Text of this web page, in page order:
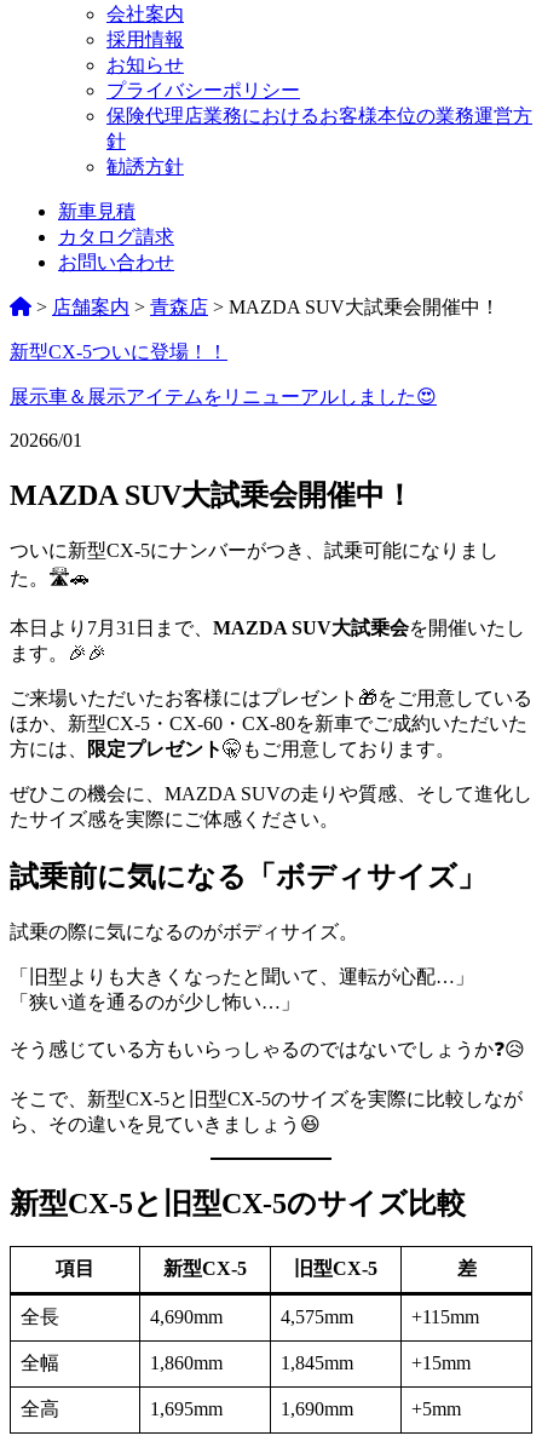
会社案内
採用情報
お知らせ
プライバシーポリシー
保険代理店業務におけるお客様本位の業務運営方
針
勧誘方針
新車見積
カタログ請求
お問い合わせ
> 店舗案内 > 青森店 > MAZDA SUV大試乗会開催中！
ペ
ー
ジ
ー
シ
ョ
ン
%title
新型CX-5ついに登場！！
展示車＆展示アイテムをリニューアルしました😍
20266/01
MAZDA SUV大試乗会開催中！
ついに新型CX-5にナンバーがつき、試乗可能になりまし
た。🛣️🚗
本日より7月31日まで、 MAZDA SUV大試乗会を開催いたし
ます。🎉🎉
ご来場いただいたお客様にはプレゼント🎁をご用意している
ほか、新型CX-5・CX-60・CX-80を新車でご成約いただいた
方には、
限定プレゼント🤫もご用意しております。
ぜひこの機会に、MAZDA SUVの走りや質感、そして進化し
たサイズ感を実際にご体感ください。
試乗前に気になる「ボディサイズ」
試乗の際に気になるのがボディサイズ。
「旧型よりも大きくなったと聞いて、運転が心配…」
「狭い道を通るのが少し怖い…」
そう感じている方もいらっしゃるのではないでしょうか❓😥
そこで、新型CX-5と旧型CX-5のサイズを実際に比較しなが
ら、その違いを見ていきましょう😆
新型CX-5と旧型CX-5のサイズ比較
項目 新型CX-5 旧型CX-5 差
全長 4,690mm 4,575mm +115mm
全幅 1,860mm 1,845mm +15mm
全高 1,695mm 1,690mm +5mm